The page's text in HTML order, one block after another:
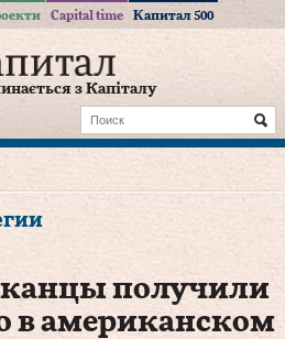
Capital time Капитал 500
з Капіталу
получили
в американском